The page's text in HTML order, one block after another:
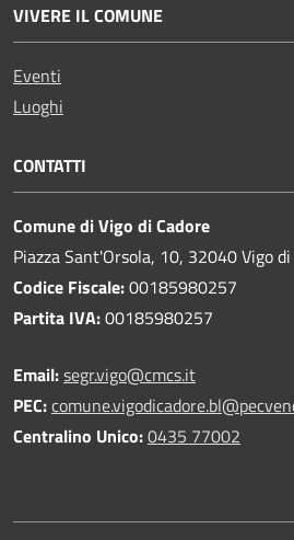
VIVERE IL COMUNE
Eventi
Luoghi
CONTATTI
Comune di Vigo di Cadore
Piazza Sant'Orsola, 10, 32040 Vigo
Codice Fiscale:00185980257
Partita IVA:00185980257
Email:segr.vigo@cmcs.it
PEC:
Centralino Unico:0435 77002